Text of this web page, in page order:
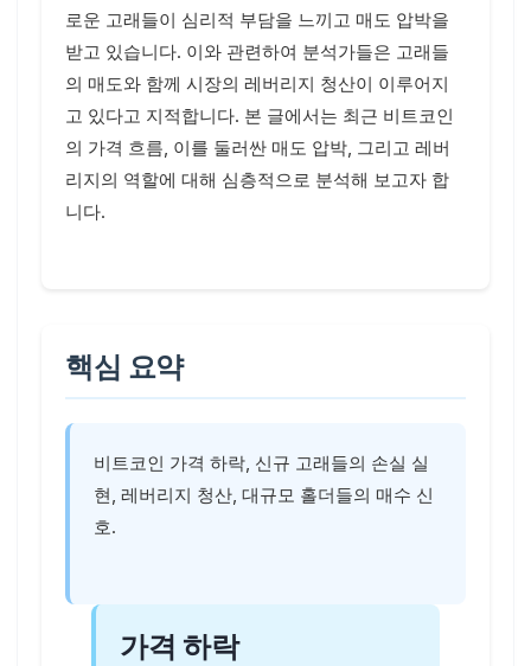
로운 고래들이 심리적 부담을 느끼고 매도 압박을
받고 있습니다. 이와 관련하여 분석가들은 고래들
의 매도와 함께 시장의 레버리지 청산이 이루어지
고 있다고 지적합니다. 본 글에서는 최근 비트코인
의 가격 흐름, 이를 둘러싼 매도 압박, 그리고 레버
리지의 역할에 대해 심층적으로 분석해 보고자 합
니다.
핵심 요약
비트코인 가격 하락, 신규 고래들의 손실 실
현, 레버리지 청산, 대규모 홀더들의 매수 신
호.
가격 하락